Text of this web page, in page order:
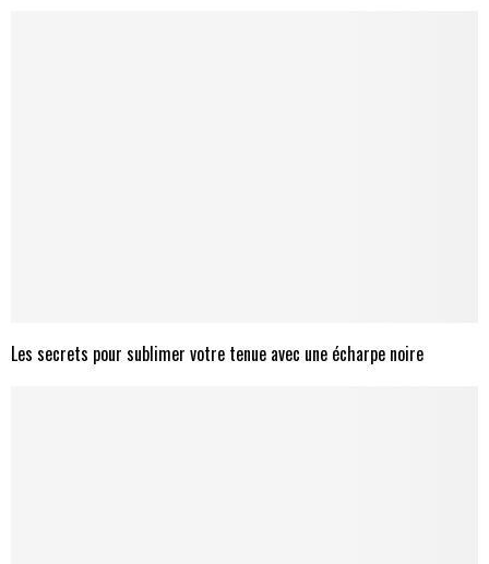
Les secrets pour sublimer votre tenue avec une écharpe noire